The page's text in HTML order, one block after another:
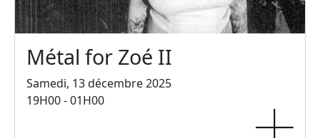
Métal for Zoé II
Samedi, 13 décembre 2025
19H00 - 01H00